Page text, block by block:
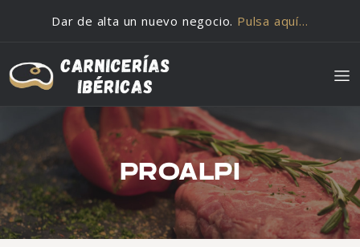
Dar de alta un nuevo negocio. Pulsa aquí…
PROALPI